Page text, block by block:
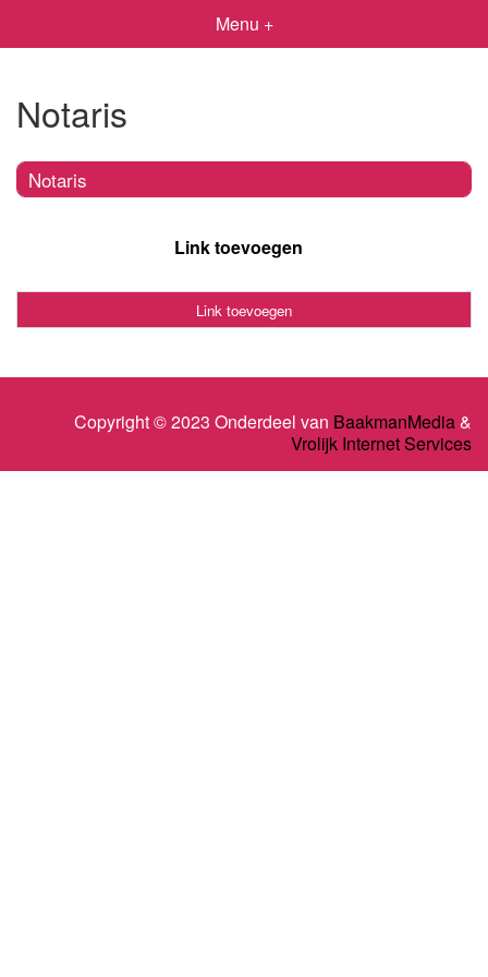
Menu +
Notaris
Notaris
Link toevoegen
Link toevoegen
Copyright © 2023 Onderdeel van BaakmanMedia&
Vrolijk Internet Services